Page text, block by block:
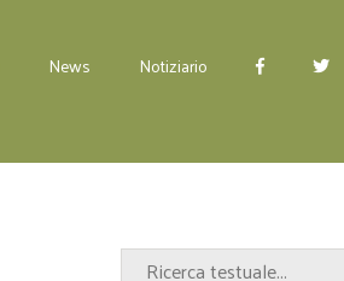
News Notiziario